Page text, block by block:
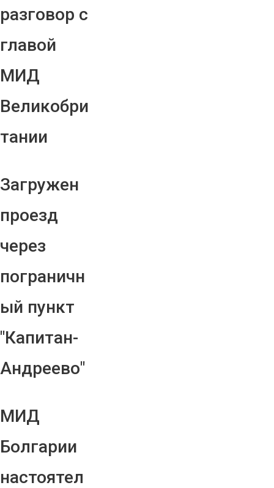
разговор с
главой
МИД
Великобри
тании
Загружен
проезд
через
пограничн
ый пункт
"Капитан-
Андреево"
МИД
Болгарии
настоятел